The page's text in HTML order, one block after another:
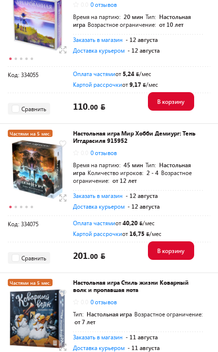
0 отзывов
Время на партию: 20 мин Тип: Настольная
игра Возрастное ограничение: от 10 лет
Заказать в магазин - 12 августа
Доставка курьером - 12 августа
Код: 334055 Оплата частямиот 5,24
/мес
Картой рассрочкиот9,17 /мес
Сравнить 110.00
В корзину
Частями на 5 мес.
Настольная игра Мир Хобби Демиург: Тень
Иггдрасиля 915952
0 отзывов
Время на партию: 45 мин Тип: Настольная
игра Количество игроков: 2 - 4 Возрастное
ограничение: от 12 лет
Заказать в магазин - 12 августа
Доставка курьером - 12 августа
Код: 334075 Оплата частямиот40,20
/мес
Картой рассрочкиот 16,75 /мес
Сравнить 201.00
В корзину
Частями на 5 мес.
Настольная игра Стиль жизни Коварный
волк и пропавшая нота
0 отзывов
Тип: Настольная игра Возрастное ограничение:
от 7 лет
Заказать в магазин - 11 августа
Доставка курьером - 11 августа